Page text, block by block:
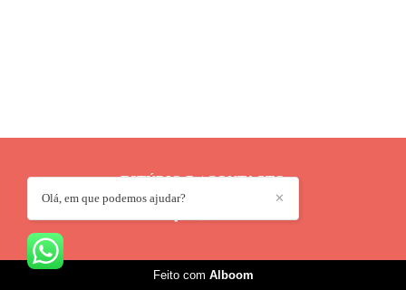
ESTÚDIO D/CONTACTO
✕
Olá, em que podemos ajudar?
Feito com Alboom